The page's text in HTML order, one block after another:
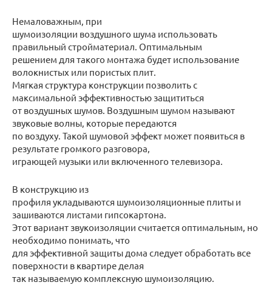
Немаловажным, при
шумоизоляции воздушного шума использовать
правильный стройматериал. Оптимальным
решением для такого монтажа будет использование
волокнистых или пористых плит.
Мягкая структура конструкции позволить с
максимальной эффективностью защититься
от воздушных шумов. Воздушным шумом называют
звуковые волны, которые передаются
по воздуху. Такой шумовой эффект может появиться в
результате громкого разговора,
играющей музыки или включенного телевизора.
В конструкцию из
профиля укладываются шумоизоляционные плиты и
зашиваются листами гипсокартона.
Этот вариант звукоизоляции считается оптимальным, но
необходимо понимать, что
для эффективной защиты дома следует обработать все
поверхности в квартире делая
так называемую комплексную шумоизоляцию.